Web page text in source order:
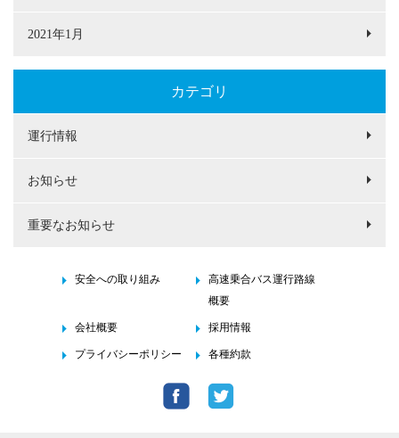
2021年1月
カテゴリ
運行情報
お知らせ
重要なお知らせ
安全への取り組み
高速乗合バス運行路線
概要
会社概要 採用情報
プライバシーポリシー 各種約款